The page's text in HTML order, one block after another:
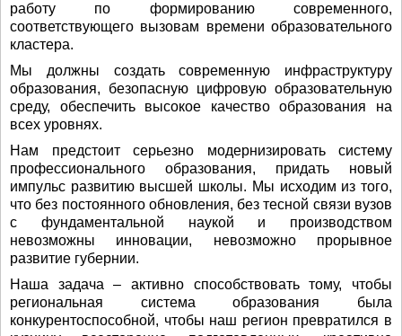
работу по формированию современного,
соответствующего вызовам времени образовательного
кластера.
Мы должны создать современную инфраструктуру
образования, безопасную цифровую образовательную
среду, обеспечить высокое качество образования на
всех уровнях.
Нам предстоит серьезно модернизировать систему
профессионального образования, придать новый
импульс развитию высшей школы. Мы исходим из того,
что без постоянного обновления, без тесной связи вузов
с фундаментальной наукой и производством
невозможны инновации, невозможно прорывное
развитие губернии.
Наша задача – активно способствовать тому, чтобы
региональная система образования была
конкурентоспособной, чтобы наш регион превратился в